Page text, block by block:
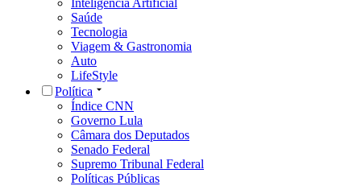
Saúde
Tecnologia
Viagem & Gastronomia
Auto
LifeStyle
Política
Índice CNN
Governo Lula
Câmara dos Deputados
Senado Federal
Supremo Tribunal Federal
Políticas Públicas